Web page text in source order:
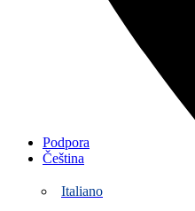
Podpora
Čeština
Italiano